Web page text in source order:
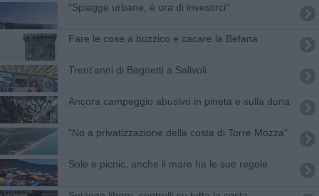
"Spiagge urbane, è ora di investirci"
Fare le cose a buzzico e cacare la Befana
Trent’anni di Bagnetti a Salivoli
Ancora campeggio abusivo in pineta e sulla duna
"No a privatizzazione della costa di Torre Mozza"
Sole e picnic, anche il mare ha le sue regole